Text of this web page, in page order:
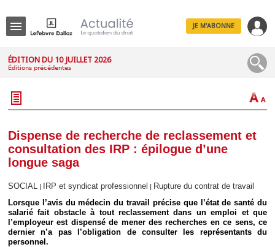
JE M'ABONNE
ÉDITION DU 10 JUILLET 2026
Éditions précédentes
Dispense de recherche de reclassement et
consultation des IRP : épilogue d’une
longue saga
SOCIAL IRP et syndicat professionnel
Rupture du contrat de travail
Lorsque l’avis du médecin du travail précise que l’état de santé du
salarié fait obstacle à tout reclassement dans un emploi et que
l’employeur est dispensé de mener des recherches en ce sens, ce
dernier n’a pas l’obligation de consulter les représentants du
personnel.